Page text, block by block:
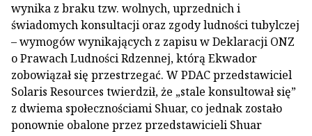
wynika z braku tzw. wolnych, uprzednich i
świadomych konsultacji oraz zgody ludności tubylczej
– wymogów wynikających z zapisu w Deklaracji ONZ
o Prawach Ludności Rdzennej, którą Ekwador
zobowiązał się przestrzegać. W PDAC przedstawiciel
Solaris Resources twierdził, że „stale konsultował się”
z dwiema społecznościami Shuar, co jednak zostało
ponownie obalone przez przedstawicieli Shuar